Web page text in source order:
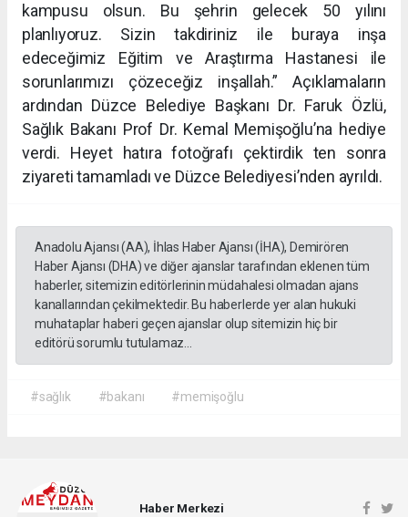
kampusu olsun. Bu şehrin gelecek 50 yılını
planlıyoruz. Sizin takdiriniz ile buraya inşa
edeceğimiz Eğitim ve Araştırma Hastanesi ile
sorunlarımızı çözeceğiz inşallah.”Açıklamaların
ardından Düzce Belediye Başkanı Dr. Faruk Özlü,
Sağlık Bakanı Prof Dr. Kemal Memişoğlu’na hediye
verdi. Heyet hatıra fotoğrafı çektirdik ten sonra
ziyareti tamamladı ve Düzce Belediyesi’nden ayrıldı.
Anadolu Ajansı (AA), İhlas Haber Ajansı (İHA), Demirören
Haber Ajansı (DHA) ve diğer ajanslar tarafından eklenen tüm
haberler, sitemizin editörlerinin müdahalesi olmadan ajans
kanallarından çekilmektedir. Bu haberlerde yer alan hukuki
muhataplar haberi geçen ajanslar olup sitemizin hiç bir
editörü sorumlu tutulamaz...
#sağlık #bakanı #memişoğlu
Haber Merkezi